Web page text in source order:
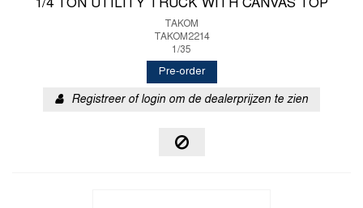
1/4 TON UTILITY TRUCK WITH CANVAS TOP
TAKOM
TAKOM2214
1/35
Pre-order
Registreer of login om de dealerprijzen te zien